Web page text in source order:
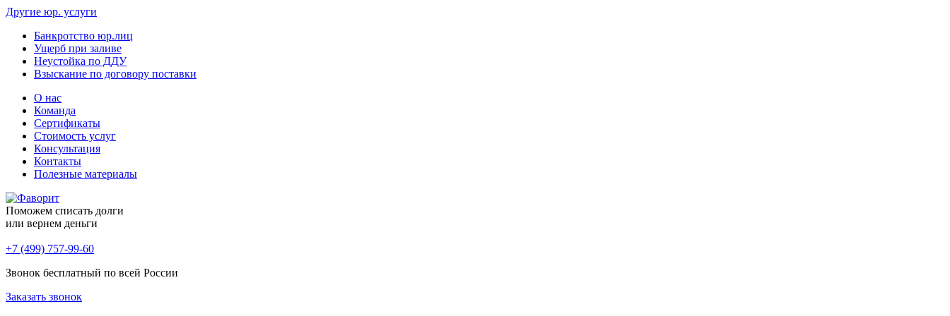
Другие юр. услуги
Банкротство юр.лиц
Ущерб при заливе
Неустойка по ДДУ
Взыскание по договору поставки
О нас
Команда
Сертификаты
Стоимость услуг
Консультация
Контакты
Полезные материалы
Поможем списать долги
или вернем деньги
+7 (499) 757-99-60
Звонок бесплатный по всей России
Заказать звонок